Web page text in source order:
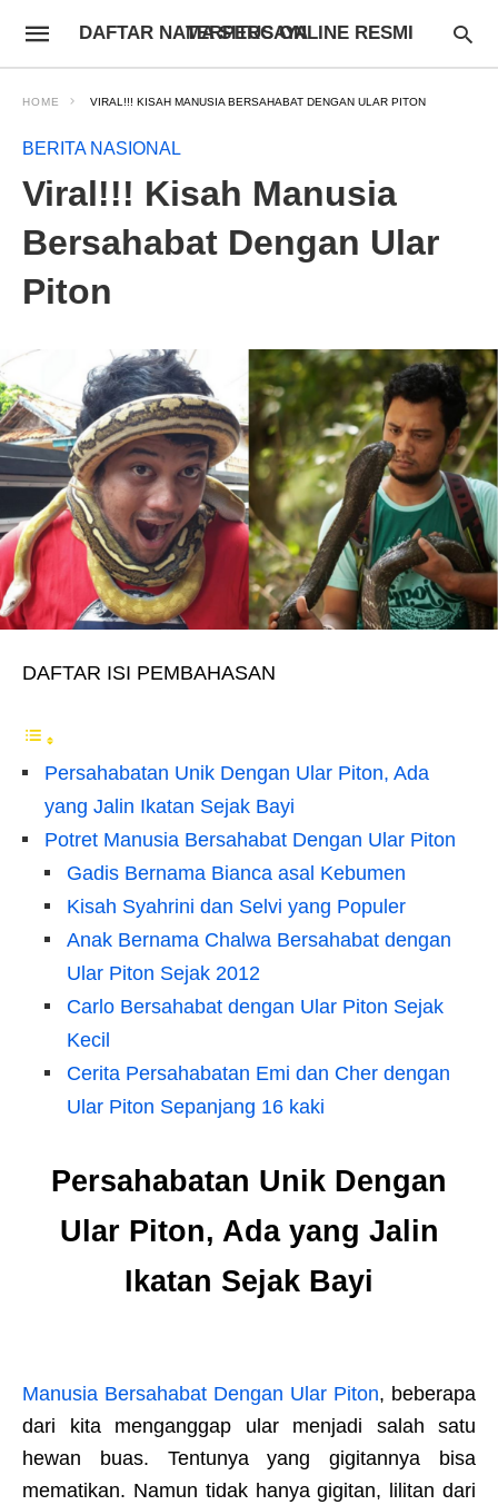
DAFTAR NAMA SITUS ONLINE RESMI TERPERCAYA
HOME VIRAL!!! KISAH MANUSIA BERSAHABAT DENGAN ULAR PITON
BERITA NASIONAL
Viral!!! Kisah Manusia
Bersahabat Dengan Ular
Piton
DAFTAR ISI PEMBAHASAN
Persahabatan Unik Dengan Ular Piton, Ada
yang Jalin Ikatan Sejak Bayi
Potret Manusia Bersahabat Dengan Ular Piton
Gadis Bernama Bianca asal Kebumen
Kisah Syahrini dan Selvi yang Populer
Anak Bernama Chalwa Bersahabat dengan
Ular Piton Sejak 2012
Carlo Bersahabat dengan Ular Piton Sejak
Kecil
Cerita Persahabatan Emi dan Cher dengan
Ular Piton Sepanjang 16 kaki
Persahabatan Unik Dengan
Ular Piton, Ada yang Jalin
Ikatan Sejak Bayi
Manusia Bersahabat Dengan Ular Piton, beberapa
dari kita menganggap ular menjadi salah satu
hewan buas. Tentunya yang gigitannya bisa
mematikan. Namun tidak hanya gigitan, lilitan dari